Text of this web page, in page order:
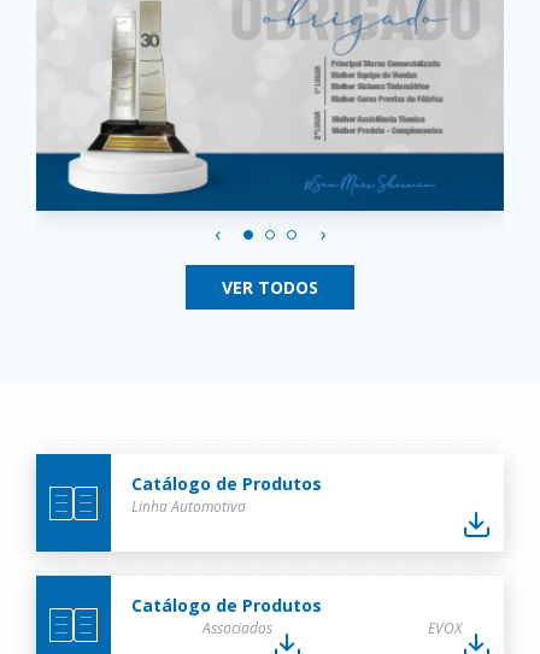
‹ ›
VER TODOS
Catálogo de Produtos
Linha Automotiva
Catálogo de Produtos
Associados EVOX